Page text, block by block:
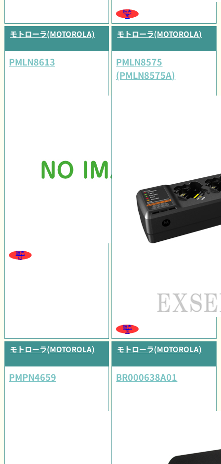
販売
可
モトローラ(MOTOROLA)
PMLN8613
販売
可
モトローラ(MOTOROLA)
PMLN8575
(PMLN8575A)
販売
可
モトローラ(MOTOROLA)
PMPN4659
モトローラ(MOTOROLA)
BR000638A01